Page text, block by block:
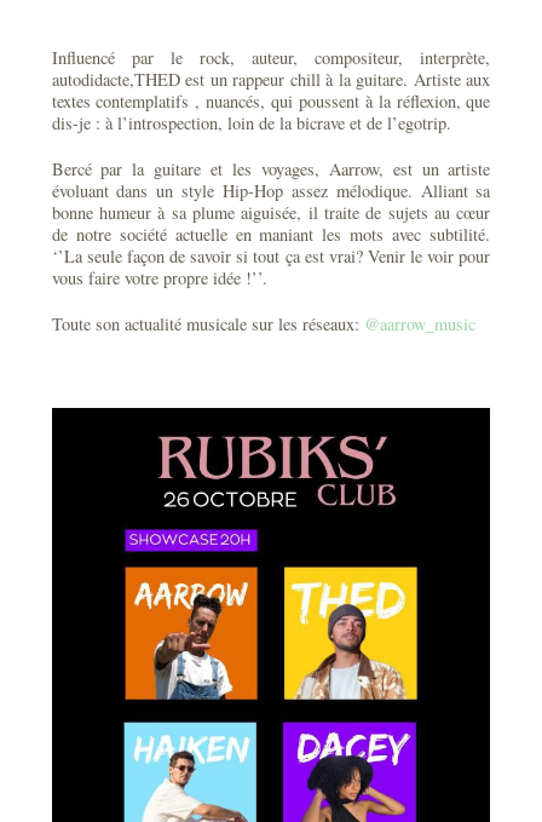
Influencé par le rock, auteur, compositeur, interprète,
autodidacte,THED est un rappeur chill à la guitare. Artiste aux
textes contemplatifs , nuancés, qui poussent à la réflexion, que
dis-je : à l’introspection, loin de la bicrave et de l’egotrip.
Bercé par la guitare et les voyages, Aarrow, est un artiste
évoluant dans un style Hip-Hop assez mélodique. Alliant sa
bonne humeur à sa plume aiguisée, il traite de sujets au cœur
de notre société actuelle en maniant les mots avec subtilité.
‘’La seule façon de savoir si tout ça est vrai? Venir le voir pour
vous faire votre propre idée !’’.
Toute son actualité musicale sur les réseaux: @aarrow_music